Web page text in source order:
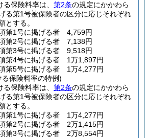
保険料率は、 第2条の規定にかかわら
る第1号被保険者の区分に応じそれぞれ
とする。
第1号に掲げる者 4,759円
第2号に掲げる者 7,138円
第3号に掲げる者 9,518円
第4号に掲げる者 1万1,897円
第5号に掲げる者 1万4,277円
保険料率の特例)
保険料率は、 第2条の規定にかかわら
る第1号被保険者の区分に応じそれぞれ
とする。
第1号に掲げる者 1万4,277円
第2号に掲げる者 2万1,415円
第3号に掲げる者 2万8,554円